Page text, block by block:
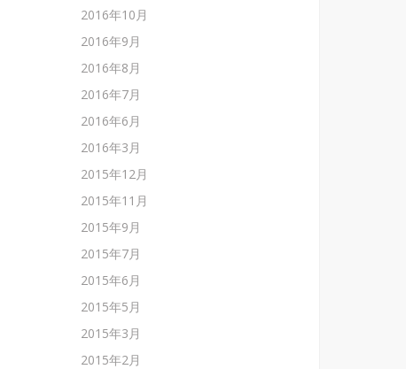
2016年10月
2016年9月
2016年8月
2016年7月
2016年6月
2016年3月
2015年12月
2015年11月
2015年9月
2015年7月
2015年6月
2015年5月
2015年3月
2015年2月